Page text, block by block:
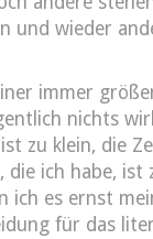
und wieder
immer
nichts
zu klein, die
die ich habe,
ich es ernst
für das